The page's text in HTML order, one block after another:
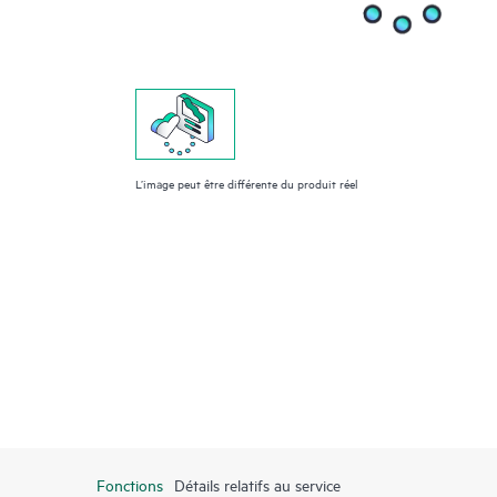
L’image peut être différente du produit réel
Fonctions Détails relatifs au service